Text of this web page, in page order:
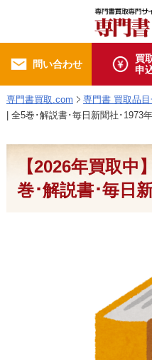
問い合わせ
買
申
専門書買取.com 専門書 買取品目
| 全5巻･解説書･毎日新聞社･1973年
【2026年買取中
巻･解説書･毎日